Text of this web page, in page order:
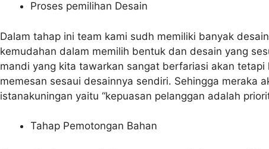
Proses pemilihan Desain
Dalam tahap ini team kami sudh memiliki banyak
kemudahan dalam memilih bentuk dan desain yang
mandi yang kita tawarkan sangat berfariasi akan
memesan sesaui desainnya sendiri. Sehingga meraka
istanakuningan yaitu “kepuasan pelanggan adalah
Tahap Pemotongan Bahan